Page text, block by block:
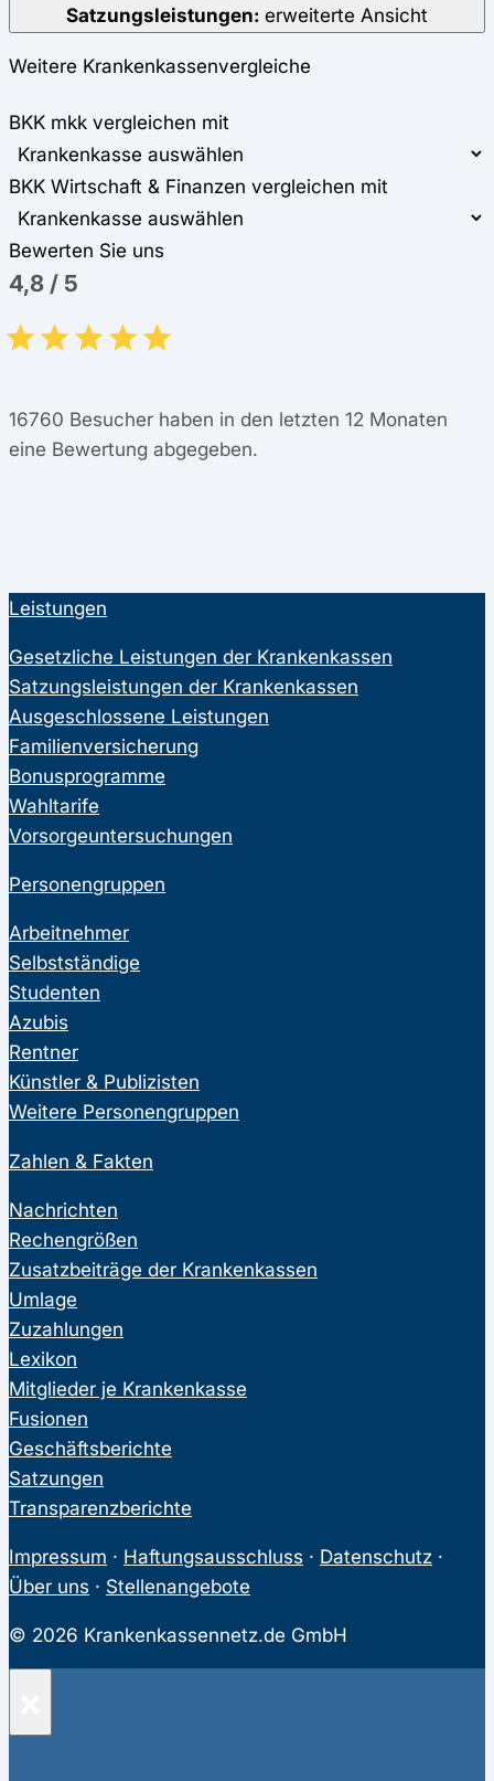
Satzungsleistungen: erweiterte Ansicht
Weitere Krankenkassenvergleiche
BKK mkk vergleichen mit
BKK Wirtschaft & Finanzen vergleichen mit
Bewerten Sie uns
4,8 / 5
16760 Besucher haben in den letzten 12 Monaten
eine Bewertung abgegeben.
Leistungen
Gesetzliche Leistungen der Krankenkassen
Satzungsleistungen der Krankenkassen
Ausgeschlossene Leistungen
Familienversicherung
Bonusprogramme
Wahltarife
Vorsorgeuntersuchungen
Personengruppen
Arbeitnehmer
Selbstständige
Studenten
Azubis
Rentner
Künstler & Publizisten
Weitere Personengruppen
Zahlen & Fakten
Nachrichten
Rechengrößen
Zusatzbeiträge der Krankenkassen
Umlage
Zuzahlungen
Lexikon
Mitglieder je Krankenkasse
Fusionen
Geschäftsberichte
Satzungen
Transparenzberichte
Impressum · Haftungsausschluss · Datenschutz ·
Über uns · Stellenangebote
© 2026 Krankenkassennetz.de GmbH